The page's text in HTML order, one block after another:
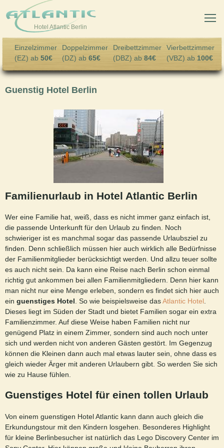
Skip to main content
Hotel Atlantic Berlin
Einzelzimmer
(EZ) ab 50€
Doppelzimmer
(DZ) ab 65€
Dreibettzimmer
(DBZ) ab 84€
Vierbettzimmer
(VBZ) ab 100€
Guenstig Hotel Berlin
Familienurlaub in Hotel Atlantic Berlin
Wer eine Familie hat, weiß, dass es nicht immer ganz einfach ist,
die passende Unterkunft für den Urlaub zu finden. Noch
schwieriger ist es manchmal sogar das passende Urlaubsziel zu
finden. Denn schließlich müssen hier auch wirklich alle Bedürfnisse
der Familienmitglieder berücksichtigt werden. Und allzu teuer sollte
es auch nicht sein. Da kann eine Reise nach Berlin schon einmal
richtig gut ankommen bei allen Familienmitgliedern. Denn hier kann
man nicht nur eine Menge erleben, sondern es findet sich hier auch
ein guenstiges Hotel. So wie beispielsweise dasAtlantic Hotel.
Dieses liegt im Süden der Stadt und bietet Familien sogar ein extra
Familienzimmer. Auf diese Weise haben Familien nicht nur
genügend Platz in einem Zimmer, sondern sind auch noch unter
sich und werden nicht von anderen Gästen gestört. Im Gegenzug
können die Kleinen dann auch mal etwas lauter sein, ohne dass es
gleich wieder Ärger mit anderen Urlaubern gibt. So werden Sie sich
wie zu Hause fühlen.
Guenstiges Hotel für einen tollen Urlaub
Von einem guenstigen Hotel Atlantic kann dann auch gleich die
Erkundungstour mit den Kindern losgehen. Besonderes Highlight
für kleine Berlinbesucher ist natürlich das Lego Discovery Center im